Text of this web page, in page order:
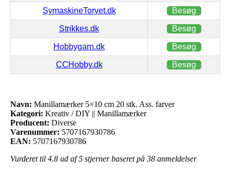
SymaskineTorvet.dk Besøg
Strikkes.dk Besøg
Hobbygarn.dk Besøg
CCHobby.dk Besøg
Navn: Manillamærker 5×10 cm 20 stk. Ass. farver
Kategori: Kreativ / DIY || Manillamærker
Producent: Diverse
Varenummer: 5707167930786
EAN: 5707167930786
Vurderet til 4.8 ud af 5 stjerner baseret på 38 anmeldelser